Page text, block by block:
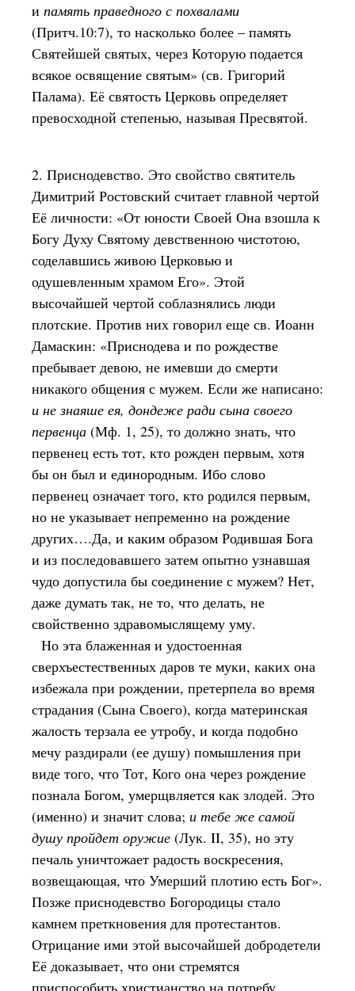
и память праведного с похвалами
(Притч.10:7), то насколько более – память
Святейшей святых, через Которую подается
всякое освящение святым» (св. Григорий
Палама). Её святость Церковь определяет
превосходной степенью, называя Пресвятой.
2. Приснодевство. Это свойство святитель
Димитрий Ростовский считает главной чертой
Её личности: «От юности Своей Она взошла к
Богу Духу Святому девственною чистотою,
соделавшись живою Церковью и
одушевленным храмом Его». Этой
высочайшей чертой соблазнялись люди
плотские. Против них говорил еще св. Иоанн
Дамаскин: «Приснодева и по рождестве
пребывает девою, не имевши до смерти
никакого общения с мужем. Если же написано:
и не знаяше ея, дондеже ради сына своего
первенца (Мф. 1, 25), то должно знать, что
первенец есть тот, кто рожден первым, хотя
бы он был и единородным. Ибо слово
первенец означает того, кто родился первым,
но не указывает непременно на рождение
других….Да, и каким образом Родившая Бога
и из последовавшего затем опытно узнавшая
чудо допустила бы соединение с мужем? Нет,
даже думать так, не то, что делать, не
свойственно здравомыслящему уму.
Но эта блаженная и удостоенная
сверхъестественных даров те муки, каких она
избежала при рождении, претерпела во время
страдания (Сына Своего), когда материнская
жалость терзала ее утробу, и когда подобно
мечу раздирали (ее душу) помышления при
виде того, что Тот, Кого она через рождение
познала Богом, умерщвляется как злодей. Это
(именно) и значит слова; и тебе же самой
душу пройдет оружие (Лук. II, 35), но эту
печаль уничтожает радость воскресения,
возвещающая, что Умерший плотию есть Бог».
Позже приснодевство Богородицы стало
камнем преткновения для протестантов.
Отрицание ими этой высочайшей добродетели
Её доказывает, что они стремятся
приспособить христианство на потребу